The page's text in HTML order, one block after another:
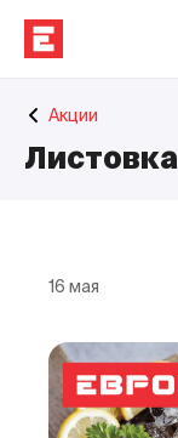
Торговые центры
Сотрудничество
Наши проекты
Акции
16 мая